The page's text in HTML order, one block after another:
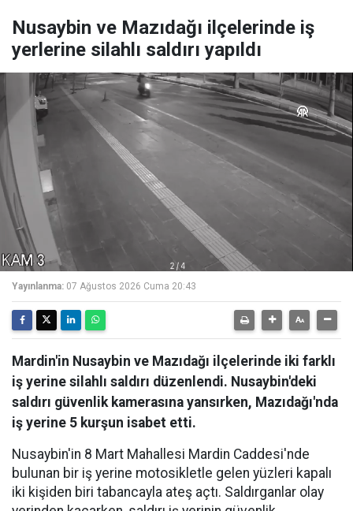
Nusaybin ve Mazıdağı ilçelerinde iş
yerlerine silahlı saldırı yapıldı
Yayınlanma: 07 Ağustos 2026 Cuma 20:43
Mardin'in Nusaybin ve Mazıdağı ilçelerinde iki farklı
iş yerine silahlı saldırı düzenlendi. Nusaybin'deki
saldırı güvenlik kamerasına yansırken, Mazıdağı'nda
iş yerine 5 kurşun isabet etti.
Nusaybin'in 8 Mart Mahallesi Mardin Caddesi'nde
bulunan bir iş yerine motosikletle gelen yüzleri kapalı
iki kişiden biri tabancayla ateş açtı. Saldırganlar olay